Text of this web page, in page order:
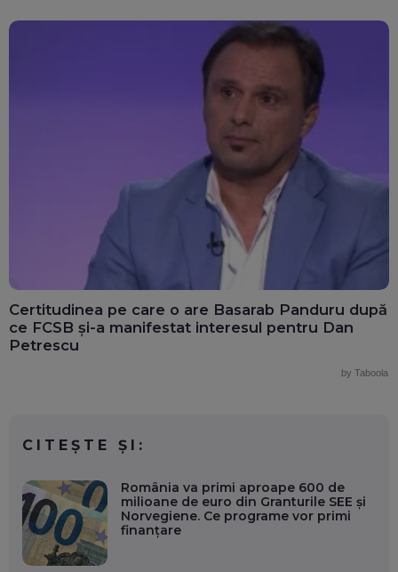
Certitudinea pe care o are Basarab Panduru după
ce FCSB și-a manifestat interesul pentru Dan
Petrescu
by Taboola
CITEȘTE ȘI:
România va primi aproape 600 de
milioane de euro din Granturile SEE și
Norvegiene. Ce programe vor primi
finanțare